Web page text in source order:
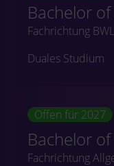
Bachelor
Fachrichtung
Duales Studium
Offen für 2027
Bachelor
Fachrichtung